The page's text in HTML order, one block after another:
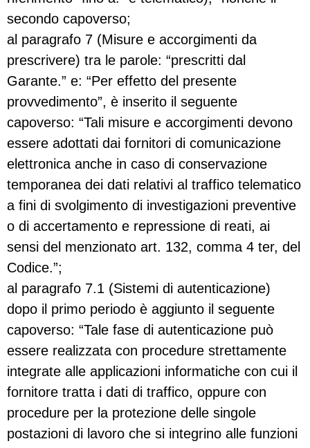
secondo capoverso;
al paragrafo 7 (Misure e accorgimenti da
prescrivere) tra le parole: “prescritti dal
Garante.” e: “Per effetto del presente
provvedimento”, è inserito il seguente
capoverso: “Tali misure e accorgimenti devono
essere adottati dai fornitori di comunicazione
elettronica anche in caso di conservazione
temporanea dei dati relativi al traffico telematico
a fini di svolgimento di investigazioni preventive
o di accertamento e repressione di reati, ai
sensi del menzionato art. 132, comma 4 ter, del
Codice.”;
al paragrafo 7.1 (Sistemi di autenticazione)
dopo il primo periodo è aggiunto il seguente
capoverso: “Tale fase di autenticazione può
essere realizzata con procedure strettamente
integrate alle applicazioni informatiche con cui il
fornitore tratta i dati di traffico, oppure con
procedure per la protezione delle singole
postazioni di lavoro che si integrino alle funzioni